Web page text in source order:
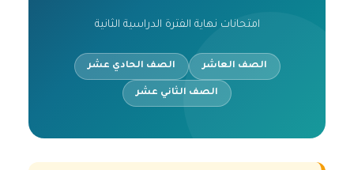
امتحانات نهاية الفترة الدراسية الثانية
الصف العاشر الصف الحادي عشر
الصف الثاني عشر